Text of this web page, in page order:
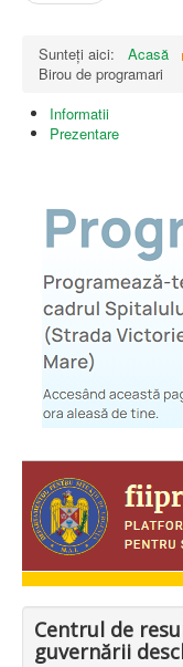
Sunteți aici: Acasă
Birou de programari
Informatii
Prezentare
Centrul de
guvernării